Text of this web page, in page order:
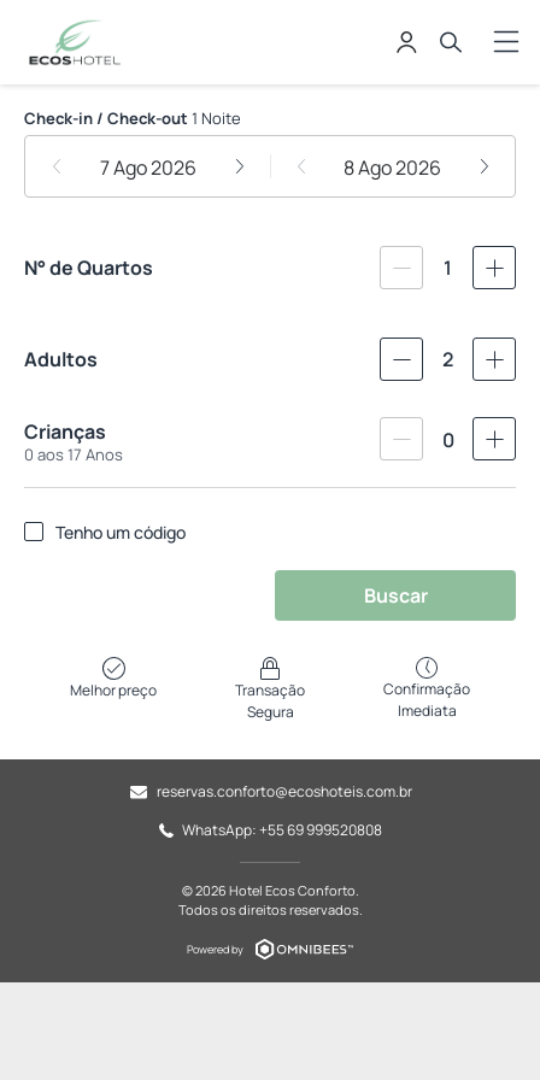
Hotel Ecos Conforto
Check-in / Check-out 1 Noite
7 Ago 2026 8 Ago 2026
N° de Quartos 1
Adultos 2
Crianças
0 aos 17 Anos
0
Tenho um código
Buscar
Melhor preço
Transação
Segura
Confirmação
Imediata
reservas.conforto@ecoshoteis.com.br
WhatsApp: +55 69 999520808
© 2026 Hotel Ecos Conforto.
Todos os direitos reservados.
Powered by